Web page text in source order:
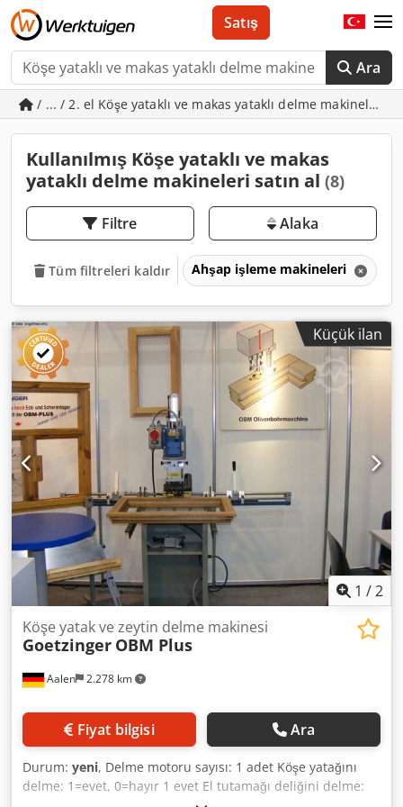
Ara
Satış
/ ... / 2. el Köşe yataklı ve makas yataklı delme makineleri
Kullanılmış Köşe yataklı ve makas
yataklı delme makineleri satın al (8)
Filtre Alaka
Tüm filtreleri kaldır Ahşap işleme makineleri
Küçük ilan
1 /2
Aalen 2.278 km
Köşe yatak ve zeytin delme makinesi
Goetzinger OBM Plus
Fiyat bilgisi Ara
Durum: yeni, Delme motoru sayısı: 1 adet Köşe yatağını
delme: 1=evet, 0=hayır 1 evet El tutamağı deliğini delme: